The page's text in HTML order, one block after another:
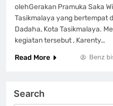
olehGerakan Pramuka Saka
Tasikmalaya yang bertempat
Dadaha, Kota Tasikmalaya.
kegiatan tersebut , Karenty…
Read More
Benz
Search